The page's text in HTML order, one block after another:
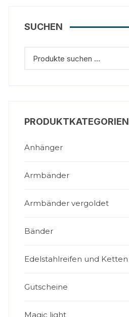
SUCHEN
PRODUKTKATEGORIEN
Anhänger
Armbänder
Armbänder vergoldet
Bänder
Edelstahlreifen und Ketten
Gutscheine
Magic light